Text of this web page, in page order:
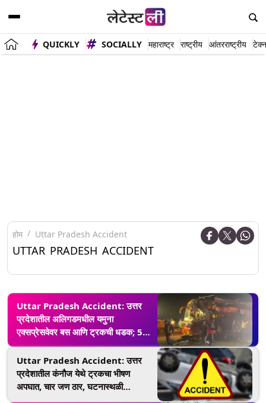
QUICKLY SOCIALLY महाराष्ट्र राष्ट्रीय आंतरराष्ट्रीय
होम Uttar Pradesh Accident
UTTAR PRADESH ACCIDENT
Uttar Pradesh Accident: उत्तर
प्रदेशातील अलिगडमधील यमुना
एक्सप्रेसवेवर बस आणि ट्रकची धडक; 5
ठार, 15 जखमी
Uttar Pradesh Accident: उत्तर
प्रदेशातील कंनौज येथे ट्रकचा भीषण
अपघात, चार जण ठार, घटनास्थळी
मुख्यमंत्र्यांची पाहणी